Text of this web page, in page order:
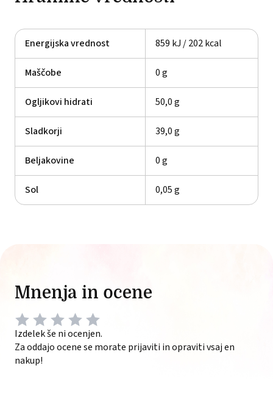
Energijska vrednost 859 kJ / 202 kcal
Maščobe 0 g
Ogljikovi hidrati 50,0 g
Sladkorji 39,0 g
Beljakovine 0 g
Sol 0,05 g
Mnenja in ocene
Izdelek še ni ocenjen.
Za oddajo ocene se morate prijaviti in opraviti vsaj en
nakup!